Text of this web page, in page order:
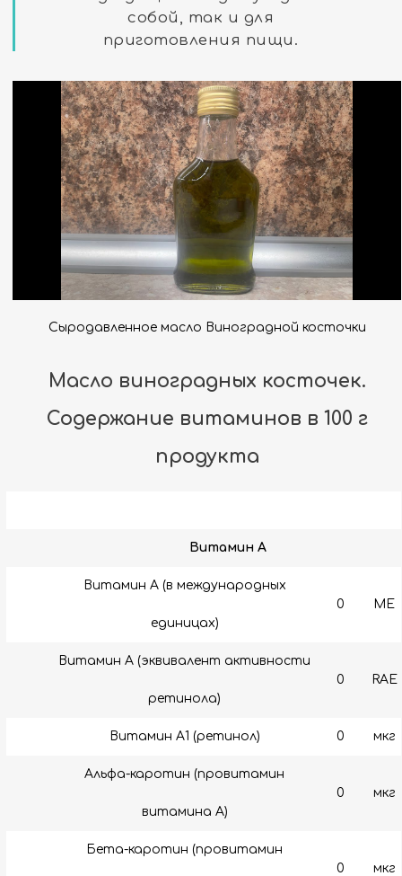
собой, так и для
приготовления пищи.
Сыродавленное масло Виноградной косточки
Масло виноградных косточек.
Содержание витаминов в 100 г
продукта
Витамин A
Витамин А (в международных
единицах)
0 МЕ
Витамин А (эквивалент активности
ретинола)
0 RAE
Витамин A1 (ретинол) 0 мкг
Альфа-каротин (провитамин
витамина А)
0 мкг
Бета-каротин (провитамин
0 мкг